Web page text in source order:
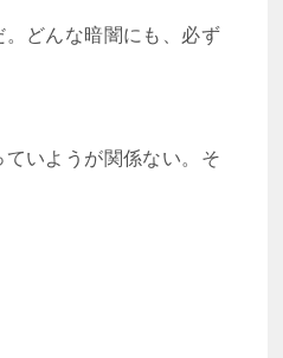
どんな暗闇にも、必ず
いようが関係ない。そ